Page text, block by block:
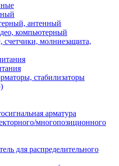
антенный
компьютерный
счетчики, молниезащита,
стабилизаторы
арматура
многопозиционного
для распределительного